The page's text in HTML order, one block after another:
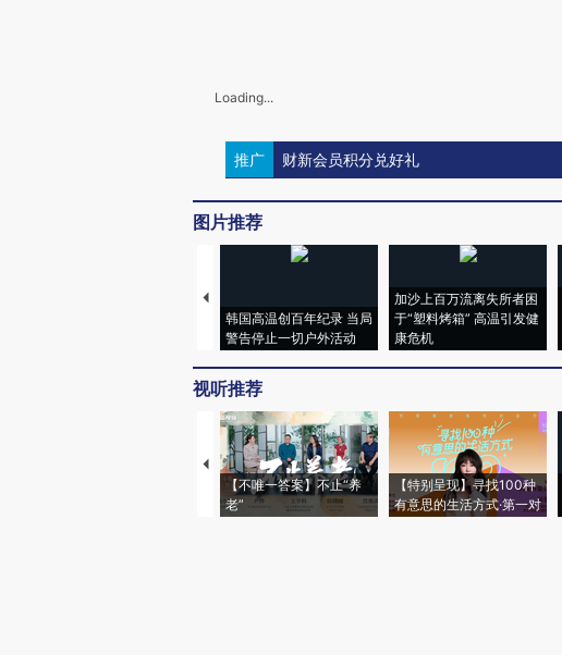
Loading...
推广 财新会员积分兑好礼
图片推荐
韩国高温创百年纪录 当局
警告停止一切户外活动
加沙上百万流离失所者困
于“塑料烤箱” 高温引发健
康危机
视听推荐
【不唯一答案】不止“养
老”
【特别呈现】寻找100种
有意思的生活方式·第一对